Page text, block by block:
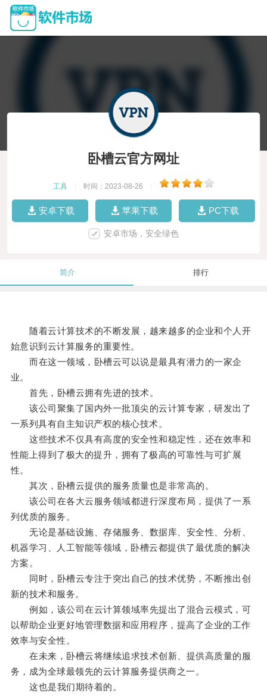
卧槽云官方网址
工具 时间：2023-08-26
安卓下载 苹果下载 PC下载
安卓市场，安全绿色
简介 排行
随着云计算技术的不断发展，越来越多的企业和个人开
始意识到云计算服务的重要性。
而在这一领域，卧槽云可以说是最具有潜力的一家企
业。
首先，卧槽云拥有先进的技术。
该公司聚集了国内外一批顶尖的云计算专家，研发出了
一系列具有自主知识产权的核心技术。
这些技术不仅具有高度的安全性和稳定性，还在效率和
性能上得到了极大的提升，拥有了极高的可靠性与可扩展
性。
其次，卧槽云提供的服务质量也是非常高的。
该公司在各大云服务领域都进行深度布局，提供了一系
列优质的服务。
无论是基础设施、存储服务、数据库、安全性、分析、
机器学习、人工智能等领域，卧槽云都提供了最优质的解决
方案。
同时，卧槽云专注于突出自己的技术优势，不断推出创
新的技术和服务。
例如，该公司在云计算领域率先提出了混合云模式，可
以帮助企业更好地管理数据和应用程序，提高了企业的工作
效率与安全性。
在未来，卧槽云将继续追求技术创新、提供高质量的服
务，成为全球最领先的云计算服务提供商之一。
这也是我们期待着的。